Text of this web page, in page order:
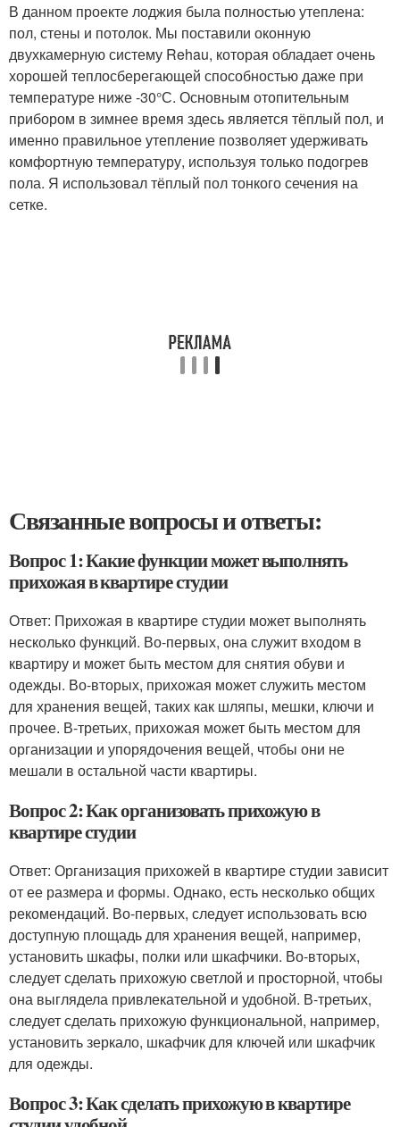
В данном проекте лоджия была полностью утеплена:
пол, стены и потолок. Мы поставили оконную
двухкамерную систему Rehau, которая обладает очень
хорошей теплосберегающей способностью даже при
температуре ниже -30°С. Основным отопительным
прибором в зимнее время здесь является тёплый пол, и
именно правильное утепление позволяет удерживать
комфортную температуру, используя только подогрев
пола. Я использовал тёплый пол тонкого сечения на
сетке.
Связанные вопросы и ответы:
Вопрос 1: Какие функции может выполнять
прихожая в квартире студии
Ответ: Прихожая в квартире студии может выполнять
несколько функций. Во-первых, она служит входом в
квартиру и может быть местом для снятия обуви и
одежды. Во-вторых, прихожая может служить местом
для хранения вещей, таких как шляпы, мешки, ключи и
прочее. В-третьих, прихожая может быть местом для
организации и упорядочения вещей, чтобы они не
мешали в остальной части квартиры.
Вопрос 2: Как организовать прихожую в
квартире студии
Ответ: Организация прихожей в квартире студии зависит
от ее размера и формы. Однако, есть несколько общих
рекомендаций. Во-первых, следует использовать всю
доступную площадь для хранения вещей, например,
установить шкафы, полки или шкафчики. Во-вторых,
следует сделать прихожую светлой и просторной, чтобы
она выглядела привлекательной и удобной. В-третьих,
следует сделать прихожую функциональной, например,
установить зеркало, шкафчик для ключей или шкафчик
для одежды.
Вопрос 3: Как сделать прихожую в квартире